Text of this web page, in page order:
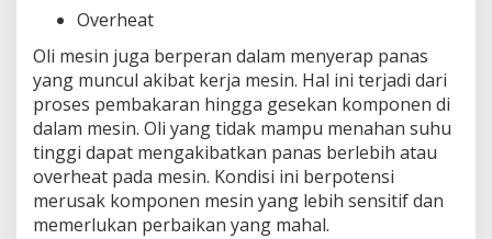
Overheat
Oli mesin juga berperan dalam menyerap panas
yang muncul akibat kerja mesin. Hal ini terjadi dari
proses pembakaran hingga gesekan komponen di
dalam mesin. Oli yang tidak mampu menahan suhu
tinggi dapat mengakibatkan panas berlebih atau
overheat pada mesin. Kondisi ini berpotensi
merusak komponen mesin yang lebih sensitif dan
memerlukan perbaikan yang mahal.